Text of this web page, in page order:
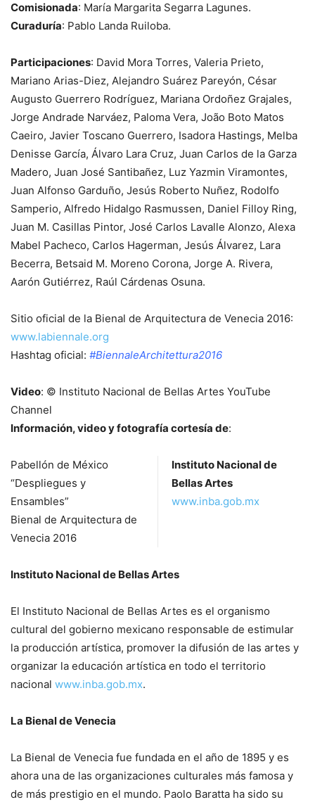
Comisionada: María Margarita Segarra Lagunes.
Curaduría: Pablo Landa Ruiloba.
Participaciones: David Mora Torres, Valeria Prieto,
Mariano Arias-Diez, Alejandro Suárez Pareyón, César
Augusto Guerrero Rodríguez, Mariana Ordoñez Grajales,
Jorge Andrade Narváez, Paloma Vera, João Boto Matos
Caeiro, Javier Toscano Guerrero, Isadora Hastings, Melba
Denisse García, Álvaro Lara Cruz, Juan Carlos de la Garza
Madero, Juan José Santibañez, Luz Yazmin Viramontes,
Juan Alfonso Garduño, Jesús Roberto Nuñez, Rodolfo
Samperio, Alfredo Hidalgo Rasmussen, Daniel Filloy Ring,
Juan M. Casillas Pintor, José Carlos Lavalle Alonzo, Alexa
Mabel Pacheco, Carlos Hagerman, Jesús Álvarez, Lara
Becerra, Betsaid M. Moreno Corona, Jorge A. Rivera,
Aarón Gutiérrez, Raúl Cárdenas Osuna.
Sitio oficial de la Bienal de Arquitectura de Venecia 2016:
www.labiennale.org
Hashtag oficial: #BiennaleArchitettura2016
Video: © Instituto Nacional de Bellas Artes YouTube
Channel
Información, video y fotografía cortesía de:
Pabellón de México
“Despliegues y
Ensambles”
Bienal de Arquitectura de
Venecia 2016
Instituto Nacional de
Bellas Artes
www.inba.gob.mx
Instituto Nacional de Bellas Artes
El Instituto Nacional de Bellas Artes es el organismo
cultural del gobierno mexicano responsable de estimular
la producción artística, promover la difusión de las artes y
organizar la educación artística en todo el territorio
nacional www.inba.gob.mx.
La Bienal de Venecia
La Bienal de Venecia fue fundada en el año de 1895 y es
ahora una de las organizaciones culturales más famosa y
de más prestigio en el mundo. Paolo Baratta ha sido su